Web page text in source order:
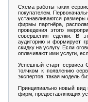
Схема работы таких
покупателем.
устанавливаются размеры
фирмы партнёра,
проведения этого
совершения сделки. В
аудиторию и формирует
скидку на услугу. Если
оплачивают ими услуги,
Успешный старт сервиса
толчком к появлению
экспертов, такая модель
Принципиально новый вид
фирм, предоставляющих